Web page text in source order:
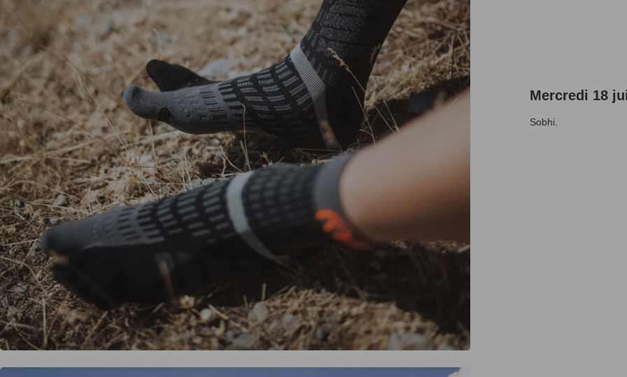
Mercredi 18
Sobhi.